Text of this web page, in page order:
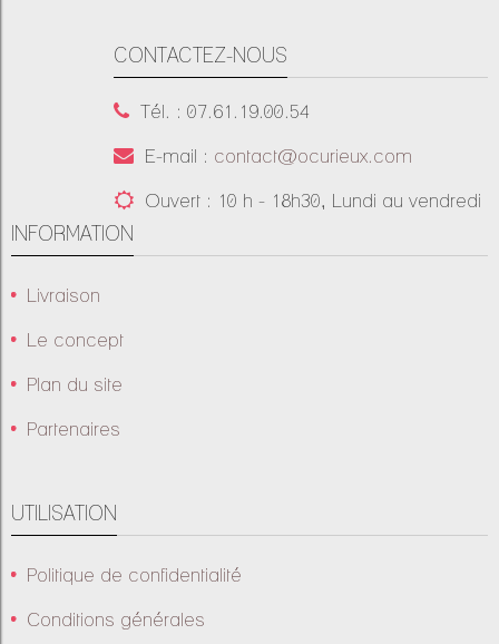
CONTACTEZ-NOUS
Tél. : 07.61.19.00.54
E-mail : contact@ocurieux.com
Ouvert : 10 h - 18h30, Lundi au vendredi
INFORMATION
Livraison
Le concept
Plan du site
Partenaires
UTILISATION
Politique de confidentialité
Conditions générales